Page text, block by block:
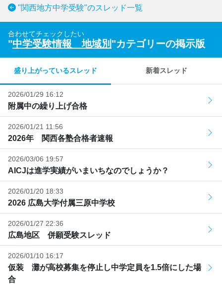
"関西地方中学受験"のスレッド一覧
合わせてチェックしたい
"中学受験情報 地域別 "カテゴリーの掲示版
盛り上がっているスレッド 新着スレッド
2026/01/29 16:12
附属中の繰り上げ合格
2026/01/21 11:56
2026年 関西各塾合格者速報
2026/03/06 19:57
AICJは進学実績がいまいちなのでしょうか？
2026/01/20 18:33
2026 広島大学付属三原中学校
2026/01/27 22:36
広島地区 併願受験スレッド
2026/01/10 16:17
仮装 灘が高校募集を停止し中学定員を1.5倍にした場
合